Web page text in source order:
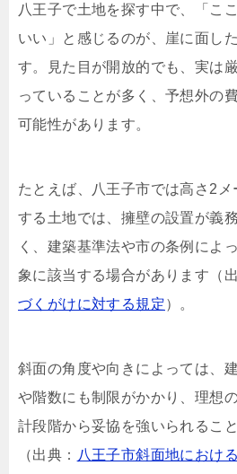
八王子で土地を探す中で、「こ
いい」と感じるのが、崖に面し
す。見た目が開放的でも、実は
っていることが多く、予想外の
可能性があります。
たとえば、八王子市では高さ2
する土地では、擁壁の設置が義
く、建築基準法や市の条例によ
象に該当する場合があります（出
づくがけに対する規定）。
斜面の角度や向きによっては、
や階数にも制限がかかり、理想
計段階から妥協を強いられるこ
（出典： 八王子市斜面地におけ